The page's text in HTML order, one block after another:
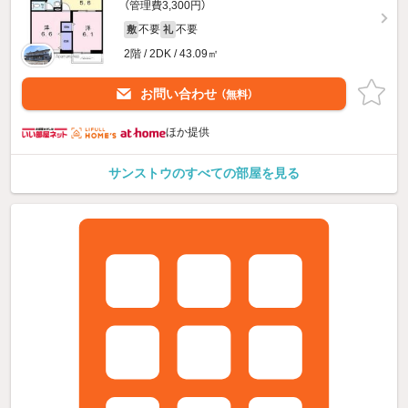
（管理費3,300円）
敷 不要 礼 不要
2階 / 2DK / 43.09㎡
お問い合わせ （無料）
ほか提供
サンストウのすべての部屋を見る